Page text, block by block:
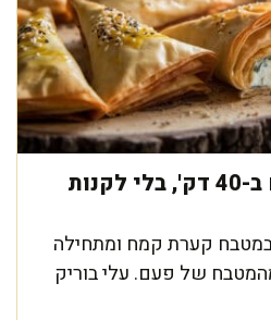
עלי בוריק משגעים ב-40 דק', בלי לקנות
קערת קמח ומתחילה
של פעם. עלי בוריק